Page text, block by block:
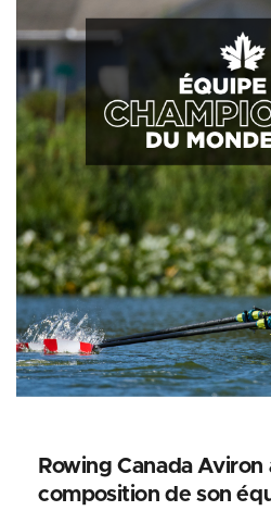
Rowing Canada Aviron
composition de son